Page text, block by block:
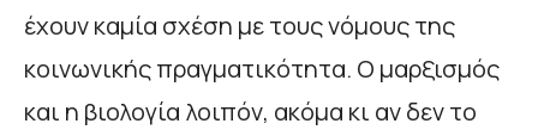
έχουν καμία σχέση με τους νόμους της
κοινωνικής πραγματικότητα. Ο μαρξισμός
και η βιολογία λοιπόν, ακόμα κι αν δεν το